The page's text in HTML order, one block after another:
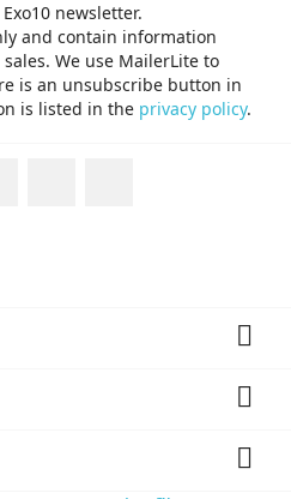
newsletter.
and contain information
We use MailerLite to
is an unsubscribe button in
is listed in the privacy policy.


